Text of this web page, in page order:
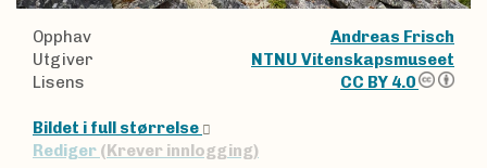
Opphav
Andreas Frisch
Utgiver
NTNU Vitenskapsmuseet
Lisens
CC BY 4.0
Bildet i full størrelse
Rediger (Krever innlogging)